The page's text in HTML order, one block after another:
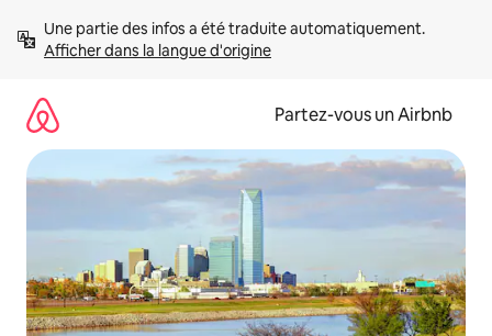
directement
Afficher dans la langue d'origine
Partez-vous un Airbnb